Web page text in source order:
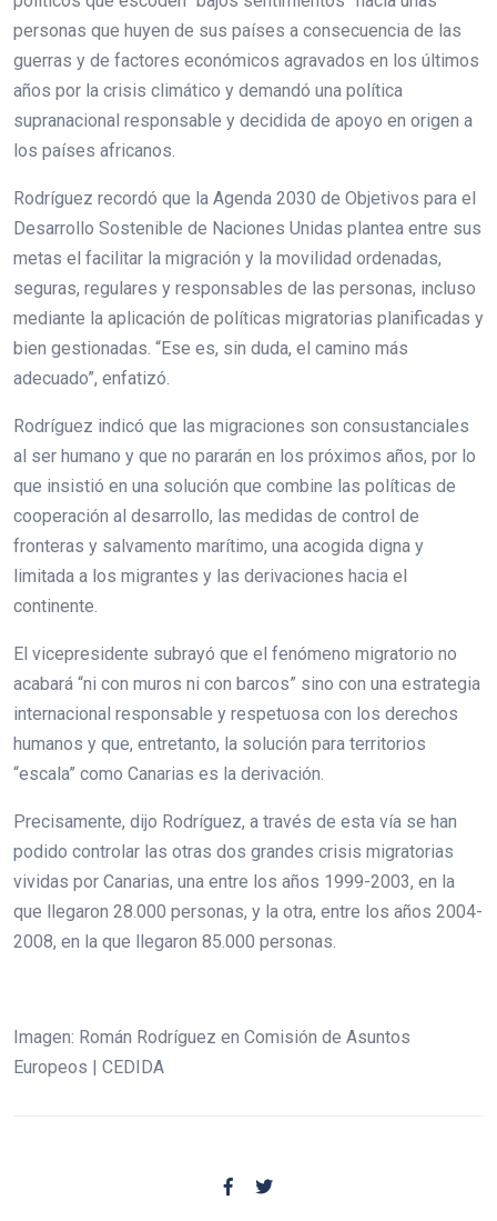
personas que huyen de sus países a consecuencia de las
guerras y de factores económicos agravados en los últimos
años por la crisis climático y demandó una política
supranacional responsable y decidida de apoyo en origen a
los países africanos.
Rodríguez recordó que la Agenda 2030 de Objetivos para el
Desarrollo Sostenible de Naciones Unidas plantea entre sus
metas el facilitar la migración y la movilidad ordenadas,
seguras, regulares y responsables de las personas, incluso
mediante la aplicación de políticas migratorias planificadas y
bien gestionadas. “Ese es, sin duda, el camino más
adecuado”, enfatizó.
Rodríguez indicó que las migraciones son consustanciales
al ser humano y que no pararán en los próximos años, por lo
que insistió en una solución que combine las políticas de
cooperación al desarrollo, las medidas de control de
fronteras y salvamento marítimo, una acogida digna y
limitada a los migrantes y las derivaciones hacia el
continente.
El vicepresidente subrayó que el fenómeno migratorio no
acabará “ni con muros ni con barcos” sino con una estrategia
internacional responsable y respetuosa con los derechos
humanos y que, entretanto, la solución para territorios
“escala” como Canarias es la derivación.
Precisamente, dijo Rodríguez, a través de esta vía se han
podido controlar las otras dos grandes crisis migratorias
vividas por Canarias, una entre los años 1999-2003, en la
que llegaron 28.000 personas, y la otra, entre los años 2004-
2008, en la que llegaron 85.000 personas.
Imagen: Román Rodríguez en Comisión de Asuntos
Europeos | CEDIDA